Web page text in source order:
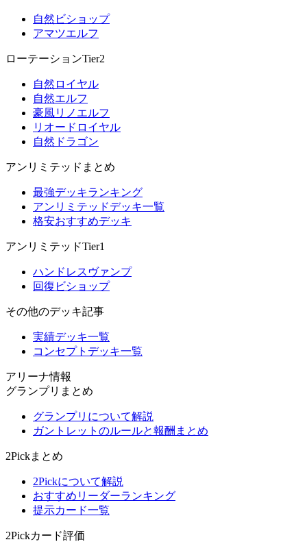
自然ビショップ
アマツエルフ
ローテーションTier2
自然ロイヤル
自然エルフ
豪風リノエルフ
リオードロイヤル
自然ドラゴン
アンリミテッドまとめ
最強デッキランキング
アンリミテッドデッキ一覧
格安おすすめデッキ
アンリミテッドTier1
ハンドレスヴァンプ
回復ビショップ
その他のデッキ記事
実績デッキ一覧
コンセプトデッキ一覧
アリーナ情報
グランプリまとめ
グランプリについて解説
ガントレットのルールと報酬まとめ
2Pickまとめ
2Pickについて解説
おすすめリーダーランキング
提示カード一覧
2Pickカード評価